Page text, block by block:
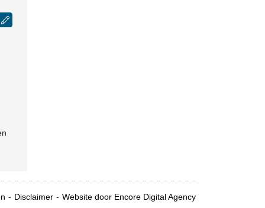
Disclaimer Website door Encore Digital Agency